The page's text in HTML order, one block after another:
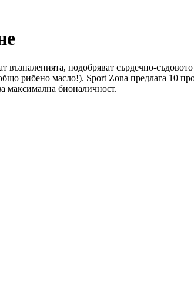
подобряват сърдечно-
рибено масло!). Sport Zona предлага 10
максимална бионаличност.